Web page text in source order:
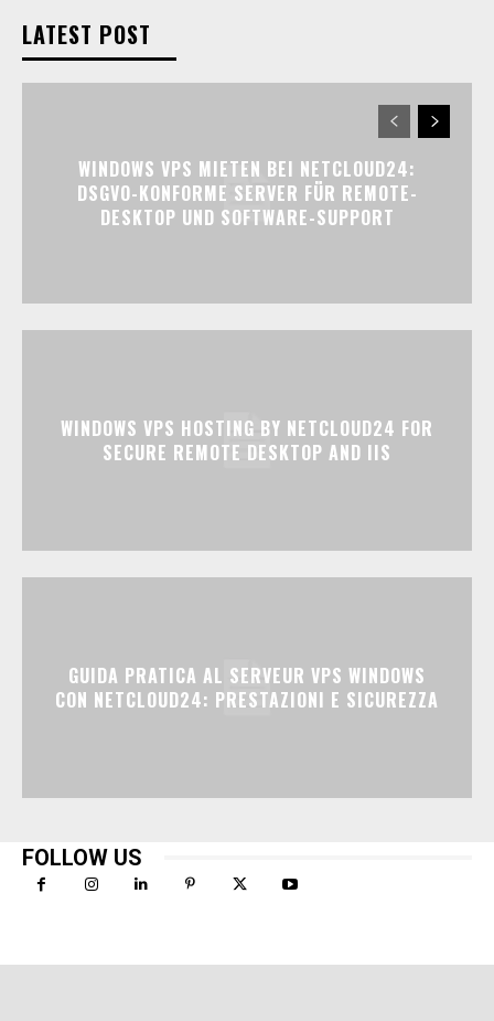
LATEST POST
WINDOWS VPS MIETEN BEI NETCLOUD24:
DSGVO-KONFORME SERVER FÜR REMOTE-
DESKTOP UND SOFTWARE-SUPPORT
WINDOWS VPS HOSTING BY NETCLOUD24 FOR
SECURE REMOTE DESKTOP AND IIS
GUIDA PRATICA AL SERVEUR VPS WINDOWS
CON NETCLOUD24: PRESTAZIONI E SICUREZZA
FOLLOW US